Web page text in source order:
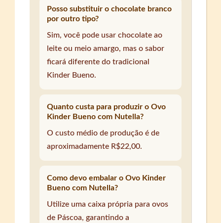
Posso substituir o chocolate branco
por outro tipo?
Sim, você pode usar chocolate ao
leite ou meio amargo, mas o sabor
ficará diferente do tradicional
Kinder Bueno.
Quanto custa para produzir o Ovo
Kinder Bueno com Nutella?
O custo médio de produção é de
aproximadamente R$22,00.
Como devo embalar o Ovo Kinder
Bueno com Nutella?
Utilize uma caixa própria para ovos
de Páscoa, garantindo a